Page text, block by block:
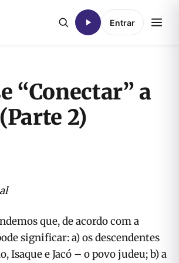
Entrar
“Conectar” a
2)
que, de acordo com a
significar: a) os descendentes
Isaque e Jacó – o povo judeu; b) a